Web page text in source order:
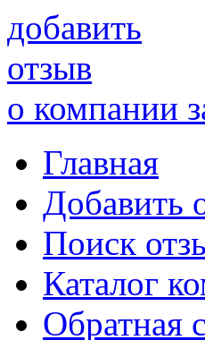
добавить
отзыв
о компании
Главная
Добавить
Поиск
Каталог
Обратная